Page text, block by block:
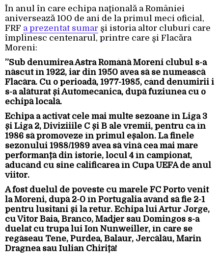
În anul în care echipa naţională a României
aniversează 100 de ani de la primul meci oficial,
FRF a prezentat sumar şi istoria altor cluburi care
împlinesc centenarul, printre care şi Flacăra
Moreni:
”Sub denumirea Astra Română Moreni clubul s-a
născut în 1922, iar din 1950 avea să se numească
Flacăra. Cu o perioadă, 1977-1985, când denumirii i
s-a alăturat și Automecanica, după fuziunea cu o
echipă locală.
Echipa a activat cele mai multe sezoane în Liga 3
și Liga 2, Diviziiile C și B ale vremii, pentru ca în
1986 să promoveze în primul eșalon. La finele
sezonului 1988/1989 avea să vină cea mai mare
performanță din istorie, locul 4 în campionat,
aducând cu sine calificarea în Cupa UEFA de anul
viitor.
A fost duelul de poveste cu marele FC Porto venit
la Moreni, după 2-0 în Portugalia având să fie 2-1
pentru lusitani și la retur. Echipa lui Artur Jorge,
cu Vitor Baia, Branco, Madjer sau Domingos s-a
duelat cu trupa lui Ion Nunweiller, în care se
regăseau Tene, Purdea, Balaur, Jercălău, Marin
Dragnea sau Iulian Chiriță!